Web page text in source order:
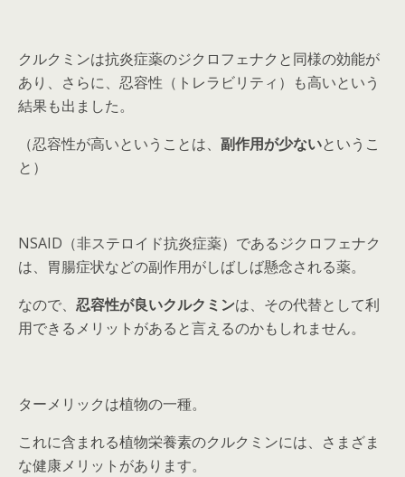
クルクミンは抗炎症薬のジクロフェナクと同様の効能が
あり、さらに、忍容性（トレラビリティ）も高いという
結果も出ました。
（忍容性が高いということは、 副作用が少ないというこ
と）
NSAID（非ステロイド抗炎症薬）であるジクロフェナク
は、胃腸症状などの副作用がしばしば懸念される薬。
なので、 忍容性が良いクルクミンは、その代替として利
用できるメリットがあると言えるのかもしれません。
ターメリックは植物の一種。
これに含まれる植物栄養素のクルクミンには、さまざま
な健康メリットがあります。